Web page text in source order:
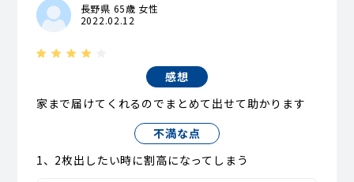
長野県 65歳 女性
2022.02.12
感想
家まで届けてくれるのでまとめて出せて助かります
不満な点
1、2枚出したい時に割高になってしまう